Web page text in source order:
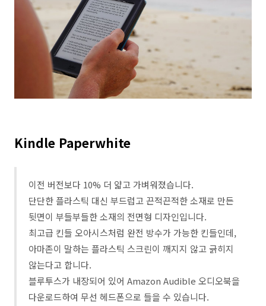
Kindle Paperwhite
이전 버전보다 10% 더 얇고 가벼워졌습니다.
단단한 플라스틱 대신 부드럽고 끈적끈적한 소재로 만든
뒷면이 부들부들한 소재의 전면형 디자인입니다.
최고급 킨들 오아시스처럼 완전 방수가 가능한 킨들인데,
아마존이 말하는 플라스틱 스크린이 깨지지 않고 긁히지
않는다고 합니다.
블루투스가 내장되어 있어 Amazon Audible 오디오북을
다운로드하여 무선 헤드폰으로 들을 수 있습니다.